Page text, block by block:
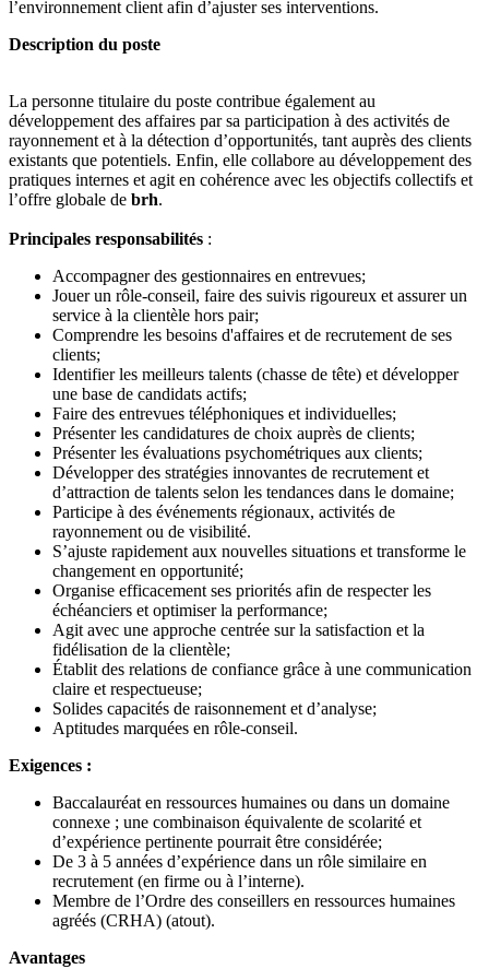
l’environnement client afin d’ajuster ses interventions.
Description du poste
La personne titulaire du poste contribue également au
développement des affaires par sa participation à des activités de
rayonnement et à la détection d’opportunités, tant auprès des clients
existants que potentiels. Enfin, elle collabore au développement des
pratiques internes et agit en cohérence avec les objectifs collectifs et
l’offre globale de brh.
Principales responsabilités :
Accompagner des gestionnaires en entrevues;
Jouer un rôle-conseil, faire des suivis rigoureux et assurer un
service à la clientèle hors pair;
Comprendre les besoins d'affaires et de recrutement de ses
clients;
Identifier les meilleurs talents (chasse de tête) et développer
une base de candidats actifs;
Faire des entrevues téléphoniques et individuelles;
Présenter les candidatures de choix auprès de clients;
Présenter les évaluations psychométriques aux clients;
Développer des stratégies innovantes de recrutement et
d’attraction de talents selon les tendances dans le domaine;
Participe à des événements régionaux, activités de
rayonnement ou de visibilité.
S’ajuste rapidement aux nouvelles situations et transforme le
changement en opportunité;
Organise efficacement ses priorités afin de respecter les
échéanciers et optimiser la performance;
Agit avec une approche centrée sur la satisfaction et la
fidélisation de la clientèle;
Établit des relations de confiance grâce à une communication
claire et respectueuse;
Solides capacités de raisonnement et d’analyse;
Aptitudes marquées en rôle-conseil.
Exigences :
Baccalauréat en ressources humaines ou dans un domaine
connexe ; une combinaison équivalente de scolarité et
d’expérience pertinente pourrait être considérée;
De 3 à 5 années d’expérience dans un rôle similaire en
recrutement (en firme ou à l’interne).
Membre de l’Ordre des conseillers en ressources humaines
agréés (CRHA) (atout).
Avantages